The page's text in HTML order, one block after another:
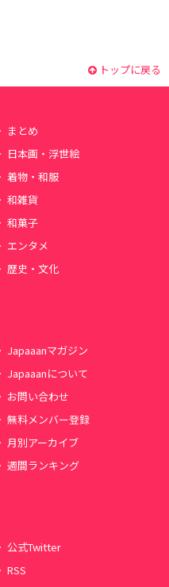
トップに戻る
まとめ
日本画・浮世絵
着物・和服
和雑貨
和菓子
エンタメ
歴史・文化
Japaaanマガジン
Japaaanについて
お問い合わせ
無料メンバー登録
月別アーカイブ
週間ランキング
公式Twitter
RSS